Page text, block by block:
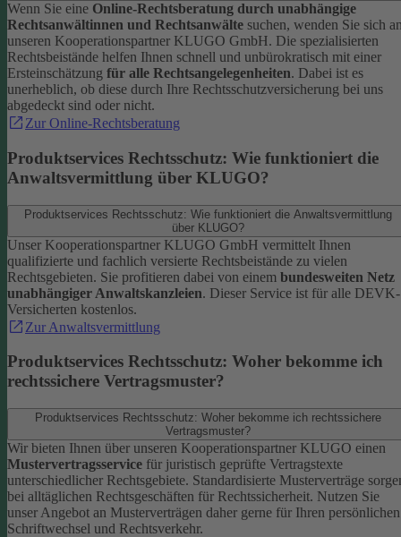
Wenn Sie eine Online-Rechtsberatung durch unabhängige
Rechtsanwältinnen und Rechtsanwälte suchen, wenden Sie sich
unseren Kooperationspartner KLUGO GmbH. Die spezialisierten
Rechtsbeistände helfen Ihnen schnell und unbürokratisch mit einer
Ersteinschätzung für alle Rechtsangelegenheiten. Dabei ist es
unerheblich, ob diese durch Ihre Rechtsschutzversicherung bei uns
abgedeckt sind oder nicht.
Zur Online-Rechtsberatung
Produktservices Rechtsschutz: Wie funktioniert die
Anwaltsvermittlung über KLUGO?
Produktservices Rechtsschutz: Wie funktioniert die Anwaltsvermittlung
über KLUGO?
Unser Kooperationspartner KLUGO GmbH vermittelt Ihnen
qualifizierte und fachlich versierte Rechtsbeistände zu vielen
Rechtsgebieten. Sie profitieren dabei von einem bundesweiten Netz
unabhängiger Anwaltskanzleien. Dieser Service ist für alle DEVK-
Versicherten kostenlos.
Zur Anwaltsvermittlung
Produktservices Rechtsschutz: Woher bekomme ich
rechtssichere Vertragsmuster?
Produktservices Rechtsschutz: Woher bekomme ich rechtssichere
Vertragsmuster?
Wir bieten Ihnen über unseren Kooperationspartner KLUGO einen
Mustervertragsservice für juristisch geprüfte Vertragstexte
unterschiedlicher Rechtsgebiete. Standardisierte Musterverträge
bei alltäglichen Rechtsgeschäften für Rechtssicherheit. Nutzen Sie
unser Angebot an Musterverträgen daher gerne für Ihren persönlichen
Schriftwechsel und Rechtsverkehr.